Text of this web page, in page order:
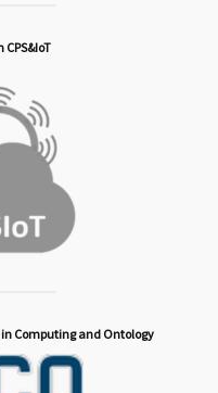
Computing and Ontology